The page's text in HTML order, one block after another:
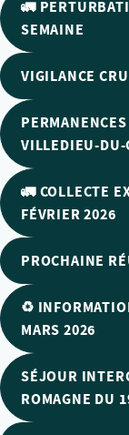
🚛
SEMAINE
VIGILANCE
VILLEDIEU-DU-
🚛 COLLECTE
FÉVRIER 2026
PROCHAINE
♻️
MARS 2026
SÉJOUR
ROMAGNE DU